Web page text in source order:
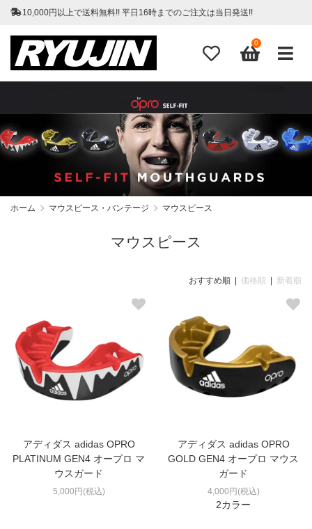
10,000円以上で送料無料!! 平日16時までのご注文は当日発送!!
0
ホーム マウスピース・バンテージ マウスピース
マウスピース
おすすめ順 | 価格順 新着順
アディダス adidas OPRO
PLATINUM GEN4 オープロ マ
ウスガード
5,000円(税込)
アディダス adidas OPRO
GOLD GEN4 オープロ マウス
ガード
4,000円(税込)
2カラー